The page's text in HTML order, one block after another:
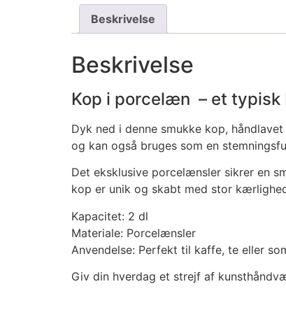
Beskrivelse
Beskrivelse
Kop i porcelæn – et typisk
Dyk ned i denne smukke kop,
og kan også bruges som en
Det eksklusive porcelænsler sikrer en
kop er unik og skabt med stor
Kapacitet: 2 dl
Materiale: Porcelænsler
Anvendelse: Perfekt til kaffe, te eller
Giv din hverdag et strejf af